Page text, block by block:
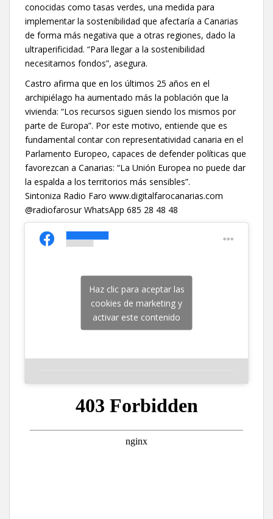
conocidas como tasas verdes, una medida para
implementar la sostenibilidad que afectaría a Canarias
de forma más negativa que a otras regiones, dado la
ultraperificidad. “Para llegar a la sostenibilidad
necesitamos fondos”, asegura.
Castro afirma que en los últimos 25 años en el
archipiélago ha aumentado más la población que la
vivienda: “Los recursos siguen siendo los mismos por
parte de Europa”. Por este motivo, entiende que es
fundamental contar con representatividad canaria en el
Parlamento Europeo, capaces de defender políticas que
favorezcan a Canarias: “La Unión Europea no puede dar
la espalda a los territorios más sensibles”.
Sintoniza Radio Faro www.digitalfarocanarias.com
@radiofarosur WhatsApp 685 28 48 48
Haz clic para aceptar las
cookies de marketing y
activar este contenido